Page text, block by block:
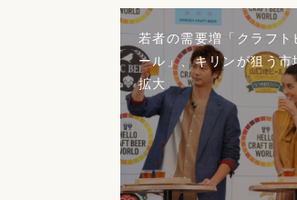
若者の需要増「クラフト
ール」、キリンが狙う市
拡大